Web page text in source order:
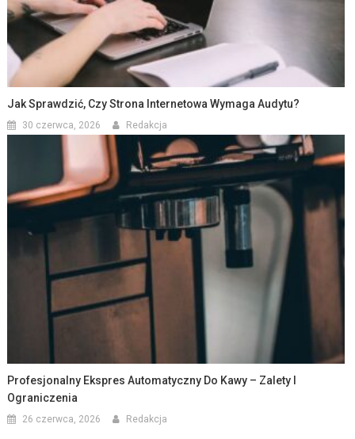
Jak Sprawdzić, Czy Strona Internetowa Wymaga Audytu?
30 czerwca, 2026 Redakcja
Profesjonalny Ekspres Automatyczny Do Kawy – Zalety I
Ograniczenia
26 czerwca, 2026 Redakcja